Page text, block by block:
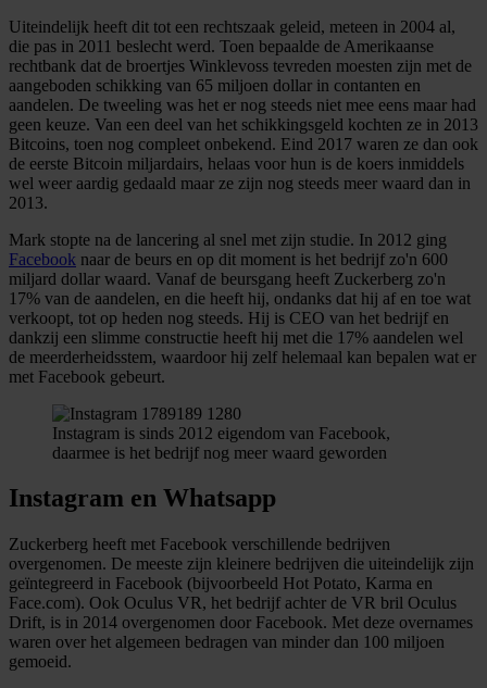
Uiteindelijk heeft dit tot een rechtszaak geleid, meteen in 2004 al,
die pas in 2011 beslecht werd. Toen bepaalde de Amerikaanse
rechtbank dat de broertjes Winklevoss tevreden moesten zijn met de
aangeboden schikking van 65 miljoen dollar in contanten en
aandelen. De tweeling was het er nog steeds niet mee eens maar had
geen keuze. Van een deel van het schikkingsgeld kochten ze in 2013
Bitcoins, toen nog compleet onbekend. Eind 2017 waren ze dan ook
de eerste Bitcoin miljardairs, helaas voor hun is de koers inmiddels
wel weer aardig gedaald maar ze zijn nog steeds meer waard dan in
2013.
Mark stopte na de lancering al snel met zijn studie. In 2012 ging
Facebook naar de beurs en op dit moment is het bedrijf zo'n 600
miljard dollar waard. Vanaf de beursgang heeft Zuckerberg zo'n
17% van de aandelen, en die heeft hij, ondanks dat hij af en toe wat
verkoopt, tot op heden nog steeds. Hij is CEO van het bedrijf en
dankzij een slimme constructie heeft hij met die 17% aandelen wel
de meerderheidsstem, waardoor hij zelf helemaal kan bepalen wat er
met Facebook gebeurt.
Instagram is sinds 2012 eigendom van Facebook,
daarmee is het bedrijf nog meer waard geworden
Instagram en Whatsapp
Zuckerberg heeft met Facebook verschillende bedrijven
overgenomen. De meeste zijn kleinere bedrijven die uiteindelijk zijn
geïntegreerd in Facebook (bijvoorbeeld Hot Potato, Karma en
Face.com). Ook Oculus VR, het bedrijf achter de VR bril Oculus
Drift, is in 2014 overgenomen door Facebook. Met deze overnames
waren over het algemeen bedragen van minder dan 100 miljoen
gemoeid.